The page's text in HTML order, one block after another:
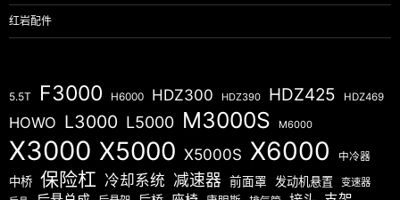
红岩配件
5.5T F3000 H6000 HDZ300 HDZ390 HDZ425 HDZ469
HOWO L3000 L5000 M3000S M6000
X3000 X5000 X5000S X6000 中冷器
中桥 保险杠 冷却系统 减速器 前面罩 发动机悬置 变速器